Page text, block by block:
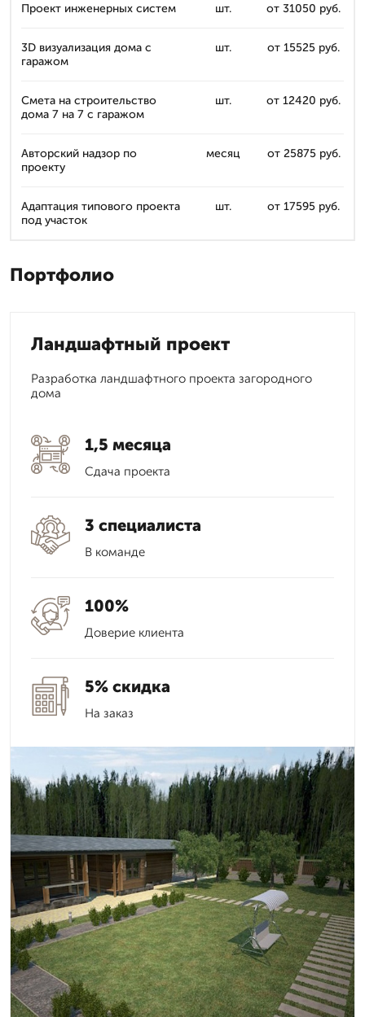
Проект инженерных систем шт. от 31050 руб.
3D визуализация дома с
гаражом
шт. от 15525 руб.
Смета на строительство
дома 7 на 7 с гаражом
шт. от 12420 руб.
Авторский надзор по
проекту
месяц от 25875 руб.
Адаптация типового проекта
под участок
шт. от 17595 руб.
Портфолио
Ландшафтный проект
Разработка ландшафтного проекта загородного
дома
1,5 месяца
Сдача проекта
3 специалиста
В команде
100%
Доверие клиента
5% скидка
На заказ